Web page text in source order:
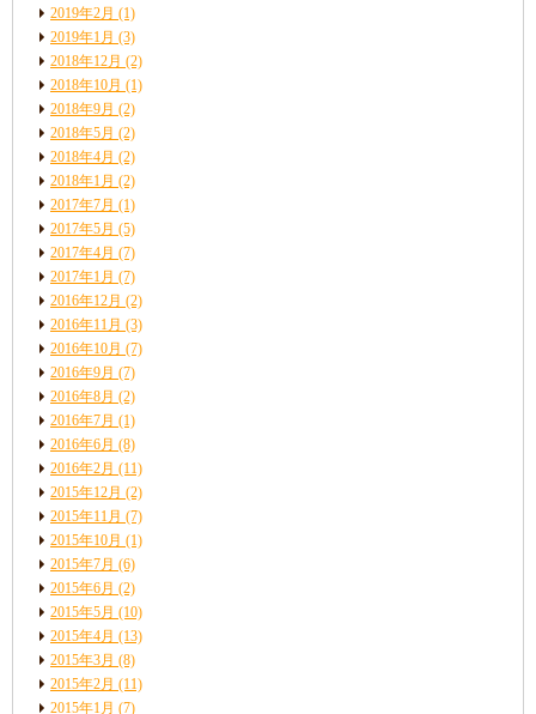
2019年2月 (1)
2019年1月 (3)
2018年12月 (2)
2018年10月 (1)
2018年9月 (2)
2018年5月 (2)
2018年4月 (2)
2018年1月 (2)
2017年7月 (1)
2017年5月 (5)
2017年4月 (7)
2017年1月 (7)
2016年12月 (2)
2016年11月 (3)
2016年10月 (7)
2016年9月 (7)
2016年8月 (2)
2016年7月 (1)
2016年6月 (8)
2016年2月 (11)
2015年12月 (2)
2015年11月 (7)
2015年10月 (1)
2015年7月 (6)
2015年6月 (2)
2015年5月 (10)
2015年4月 (13)
2015年3月 (8)
2015年2月 (11)
2015年1月 (7)